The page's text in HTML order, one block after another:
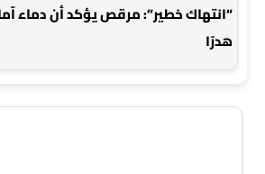
“انتهاك خطير”: مرقص يؤكد أن دماء
هدرًا